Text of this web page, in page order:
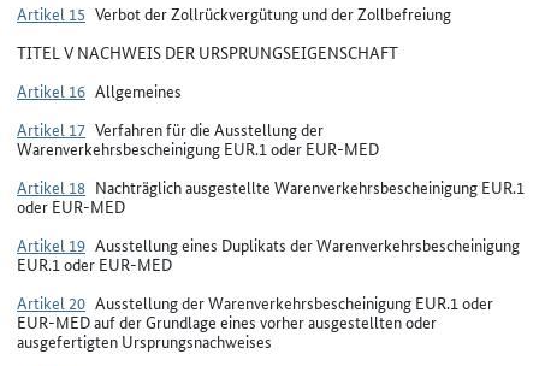
Artikel 15 Verbot der Zollrückvergütung und der Zollbefreiung
TITEL V NACHWEIS DER URSPRUNGSEIGENSCHAFT
Artikel 16 Allgemeines
Artikel 17 Verfahren für die Ausstellung der
Warenverkehrsbescheinigung EUR.1 oder EUR-MED
Artikel 18 Nachträglich ausgestellte Warenverkehrsbescheinigung EUR.1
oder EUR-MED
Artikel 19 Ausstellung eines Duplikats der Warenverkehrsbescheinigung
EUR.1 oder EUR-MED
Artikel 20 Ausstellung der Warenverkehrsbescheinigung EUR.1 oder
EUR-MED auf der Grundlage eines vorher ausgestellten oder
ausgefertigten Ursprungsnachweises